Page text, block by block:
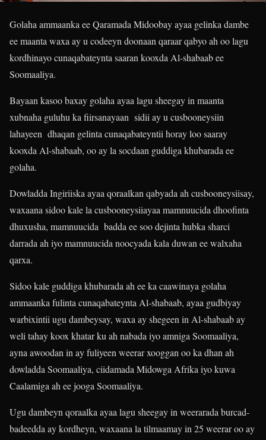
Golaha ammaanka ee Qaramada Midoobay ayaa gelinka dambe
ee maanta waxa ay u codeeyn doonaan qaraar qabyo ah oo lagu
kordhinayo cunaqabateynta saaran kooxda Al-shabaab ee
Soomaaliya.
Bayaan kasoo baxay golaha ayaa lagu sheegay in maanta
xubnaha guluhu ka fiirsanayaan sidii ay u cusbooneysiin
lahayeen dhaqan gelinta cunaqabateyntii horay loo saaray
kooxda Al-shabaab, oo ay la socdaan guddiga khubarada ee
golaha.
Dowladda Ingiriiska ayaa qoraalkan qabyada ah cusbooneysiisay,
waxaana sidoo kale la cusbooneysiiayaa mamnuucida dhoofinta
dhuxusha, mamnuucida badda ee soo dejinta hubka sharci
darrada ah iyo mamnuucida noocyada kala duwan ee walxaha
qarxa.
Sidoo kale guddiga khubarada ah ee ka caawinaya golaha
ammaanka fulinta cunaqabateynta Al-shabaab, ayaa gudbiyay
warbixintii ugu dambeysay, waxa ay shegeen in Al-shabaab ay
weli tahay koox khatar ku ah nabada iyo amniga Soomaaliya,
ayna awoodan in ay fuliyeen weerar xooggan oo ka dhan ah
dowladda Soomaaliya, ciidamada Midowga Afrika iyo kuwa
Caalamiga ah ee jooga Soomaaliya.
Ugu dambeyn qoraalka ayaa lagu sheegay in weerarada burcad-
badeedda ay kordheyn, waxaana la tilmaamay in 25 weerar oo ay